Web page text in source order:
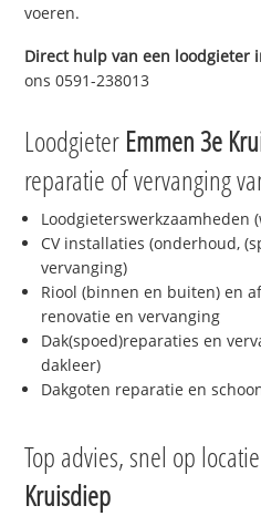
voeren.
Direct hulp van een loodgieter
ons 0591-238013
Loodgieter Emmen 3e
reparatie of vervanging
Loodgieterswerkzaamheden
CV installaties (onderhoud,
vervanging)
Riool (binnen en buiten) en
renovatie en vervanging
Dak(spoed)reparaties en
dakleer)
Dakgoten reparatie en
Top advies, snel op
Kruisdiep